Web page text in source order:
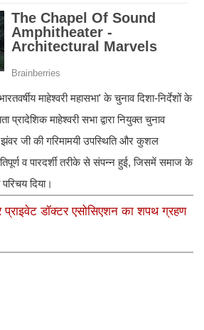
माहेश्वरी महासभा' के चुनाव दिशा-निर्देशों के
माहेश्वरी सभा द्वारा नियुक्त चुनाव
जी की गरिमामयी उपस्थिति और कुशल
व पारदर्शी तरीके से संपन्न हुई, जिसमें समाज के
दिया।
प्राइवेट डॉक्टर एसोसिएशन का शपथ ग्रहण